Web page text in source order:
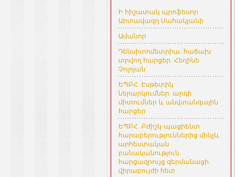
Ի հիշատակ պրոֆեսոր
Արտավազդ Սահակյանի
Ամանոր
Դենսիտոմետրիա. հաճախ
տրվող հարցեր. Հեղինե
Չոլոյան
ԵՊԲՀ. Էսթետիկ
ներարկումներ. արդի
միտումներ և անվտանգային
հարցեր
ԵՊԲՀ. Բժիշկ-պացիենտ
հարաբերություններից մինչև
արհեստական
բանականություն.
հարցազրույց գերմանացի
վիրաբույժի հետ